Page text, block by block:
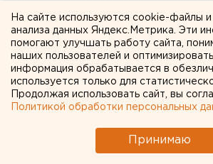
выходим на следующую игру. Идем
- Особого настроя даже на
соперников нет? Даже если это
«Магнитка»?
- На каждого соперника
есть своя установка. И мы ее
На сайте используются cookie-файлы и
анализа данных Яндекс.Метрика. Эти
помогают улучшать работу сайта,
наших пользователей и
информация обрабатывается в
используется только для
Продолжая использовать сайт, вы
Политикой обработки персональных
Принимаю